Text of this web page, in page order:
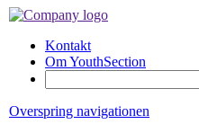
Kontakt
Om YouthSection
Overspring navigationen